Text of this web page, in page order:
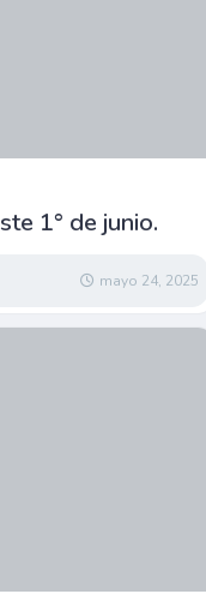
1° de junio.
mayo 24, 2025